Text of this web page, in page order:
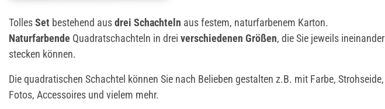
TollesSet bestehend ausdrei Schachteln aus festem, naturfarbenem Karton.
Naturfarbende Quadratschachteln in drei verschiedenen Größen, die Sie jeweils ineinander
stecken können.
Die quadratischen Schachtel können Sie nach Belieben gestalten z.B. mit Farbe, Strohseide,
Fotos, Accessoires und vielem mehr.